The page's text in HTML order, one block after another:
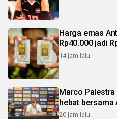
Harga emas
Rp40.000 jadi
14 jam lalu
Marco
hebat bersama
20 jam lalu